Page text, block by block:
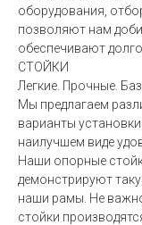
оборудования,
позволяют нам
обеспечивают
СТОЙКИ
Легкие. Прочные.
Мы предлагаем
варианты
наилучшем виде
Наши опорные
демонстрируют
наши рамы. Не
стойки